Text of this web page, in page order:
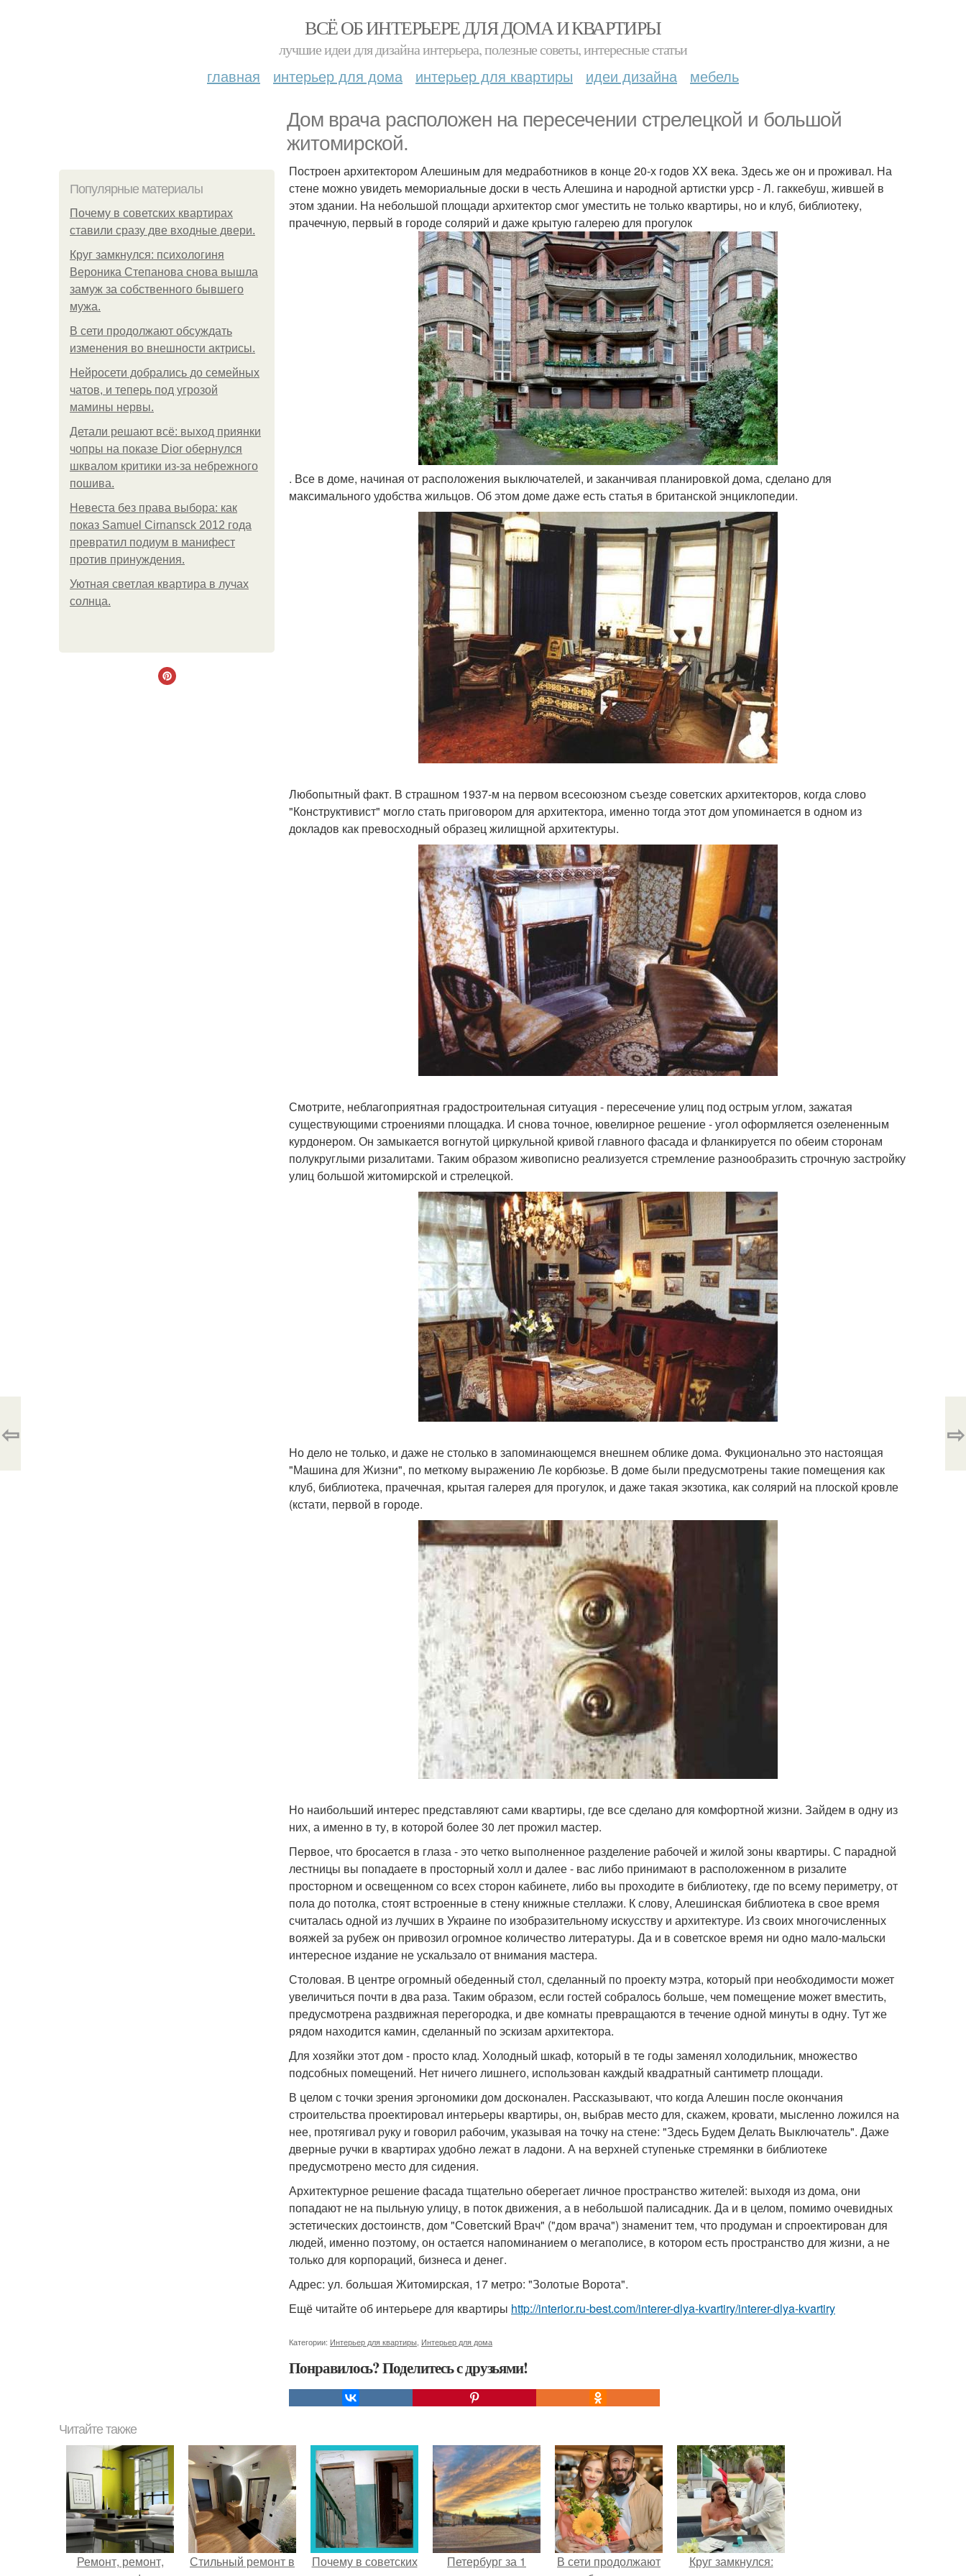
ВСЁ ОБ ИНТЕРЬЕРЕ ДЛЯ ДОМА И КВАРТИРЫ
лучшие идеи для дизайна интерьера, полезные советы, интересные статьи
главная интерьер для дома интерьер для квартиры идеи дизайна мебель
Дом врача расположен на пересечении стрелецкой и большой
житомирской.
Популярные материалы
Почему в советских квартирах
ставили сразу две входные двери.
Круг замкнулся: психологиня
Вероника Степанова снова вышла
замуж за собственного бывшего
мужа.
В сети продолжают обсуждать
изменения во внешности актрисы.
Нейросети добрались до семейных
чатов, и теперь под угрозой
мамины нервы.
Детали решают всё: выход приянки
чопры на показе Dior обернулся
шквалом критики из-за небрежного
пошива.
Невеста без права выбора: как
показ Samuel Cirnansck 2012 года
превратил подиум в манифест
против принуждения.
Уютная светлая квартира в лучах
солнца.
Построен архитектором Алешиным для медработников в конце 20-х годов XX века. Здесь же он и проживал. На
стене можно увидеть мемориальные доски в честь Алешина и народной артистки урср - Л. гаккебуш, жившей в
этом здании. На небольшой площади архитектор смог уместить не только квартиры, но и клуб, библиотеку,
прачечную, первый в городе солярий и даже крытую галерею для прогулок
. Все в доме, начиная от расположения выключателей, и заканчивая планировкой дома, сделано для
максимального удобства жильцов. Об этом доме даже есть статья в британской энциклопедии.
Любопытный факт. В страшном 1937-м на первом всесоюзном съезде советских архитекторов, когда слово
"Конструктивист" могло стать приговором для архитектора, именно тогда этот дом упоминается в одном из
докладов как превосходный образец жилищной архитектуры.
Смотрите, неблагоприятная градостроительная ситуация - пересечение улиц под острым углом, зажатая
существующими строениями площадка. И снова точное, ювелирное решение - угол оформляется озелененным
курдонером. Он замыкается вогнутой циркульной кривой главного фасада и фланкируется по обеим сторонам
полукруглыми ризалитами. Таким образом живописно реализуется стремление разнообразить строчную застройку
улиц большой житомирской и стрелецкой.
Но дело не только, и даже не столько в запоминающемся внешнем облике дома. Фукционально это настоящая
"Машина для Жизни", по меткому выражению Ле корбюзье. В доме были предусмотрены такие помещения как
клуб, библиотека, прачечная, крытая галерея для прогулок, и даже такая экзотика, как солярий на плоской кровле
(кстати, первой в городе.
Но наибольший интерес представляют сами квартиры, где все сделано для комфортной жизни. Зайдем в одну из
них, а именно в ту, в которой более 30 лет прожил мастер.
Первое, что бросается в глаза - это четко выполненное разделение рабочей и жилой зоны квартиры. С парадной
лестницы вы попадаете в просторный холл и далее - вас либо принимают в расположенном в ризалите
просторном и освещенном со всех сторон кабинете, либо вы проходите в библиотеку, где по всему периметру, от
пола до потолка, стоят встроенные в стену книжные стеллажи. К слову, Алешинская библиотека в свое время
считалась одной из лучших в Украине по изобразительному искусству и архитектуре. Из своих многочисленных
вояжей за рубеж он привозил огромное количество литературы. Да и в советское время ни одно мало-мальски
интересное издание не ускальзало от внимания мастера.
Столовая. В центре огромный обеденный стол, сделанный по проекту мэтра, который при необходимости может
увеличиться почти в два раза. Таким образом, если гостей собралось больше, чем помещение может вместить,
предусмотрена раздвижная перегородка, и две комнаты превращаются в течение одной минуты в одну. Тут же
рядом находится камин, сделанный по эскизам архитектора.
Для хозяйки этот дом - просто клад. Холодный шкаф, который в те годы заменял холодильник, множество
подсобных помещений. Нет ничего лишнего, использован каждый квадратный сантиметр площади.
В целом с точки зрения эргономики дом досконален. Рассказывают, что когда Алешин после окончания
строительства проектировал интерьеры квартиры, он, выбрав место для, скажем, кровати, мысленно ложился на
нее, протягивал руку и говорил рабочим, указывая на точку на стене: "Здесь Будем Делать Выключатель". Даже
дверные ручки в квартирах удобно лежат в ладони. А на верхней ступеньке стремянки в библиотеке
предусмотрено место для сидения.
Архитектурное решение фасада тщательно оберегает личное пространство жителей: выходя из дома, они
попадают не на пыльную улицу, в поток движения, а в небольшой палисадник. Да и в целом, помимо очевидных
эстетических достоинств, дом "Советский Врач" ("дом врача") знаменит тем, что продуман и спроектирован для
людей, именно поэтому, он остается напоминанием о мегаполисе, в котором есть пространство для жизни, а не
только для корпораций, бизнеса и денег.
Адрес: ул. большая Житомирская, 17 метро: "Золотые Ворота".
Ещё читайте об интерьере для квартиры http://interior.ru-best.com/interer-dlya-kvartiry/interer-dlya-kvartiry
Категории: Интерьер для квартиры Интерьер для дома
Понравилось? Поделитесь с друзьями!
⇦ ⇨
Читайте также
Ремонт, ремонт,
Стильный ремонт в
Почему в советских
Петербург за 1
В сети продолжают
Круг замкнулся: